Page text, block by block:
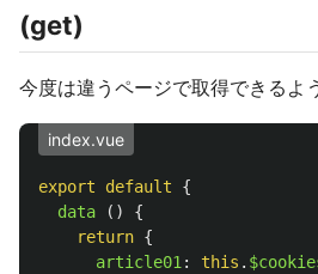
(get)
今度は違うページで取得できるよ
index.vue
export default
{
data
()
{
return {
article01 : this .